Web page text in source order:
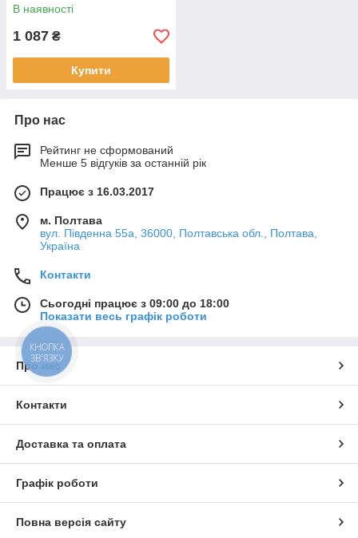
В наявності
1 087 ₴
Купити
Про нас
Рейтинг не сформований
Менше 5 відгуків за останній рік
Працює з 16.03.2017
м. Полтава
вул. Південна 55а, 36000, Полтавська обл., Полтава,
Україна
Контакти
Сьогодні працює з 09:00 до 18:00
Показати весь графік роботи
Про нас
Контакти
Доставка та оплата
Графік роботи
Повна версія сайту
КНОПКА
ЗВ'ЯЗКУ